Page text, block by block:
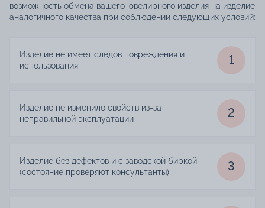
возможность обмена вашего ювелирного изделия на изделие
аналогичного качества при соблюдении следующих условий:
Изделие не имеет следов повреждения и
использования
1
Изделие не изменило свойств из-за
неправильной эксплуатации
2
Изделие без дефектов и с заводской биркой
(состояние проверяют консультанты)
3